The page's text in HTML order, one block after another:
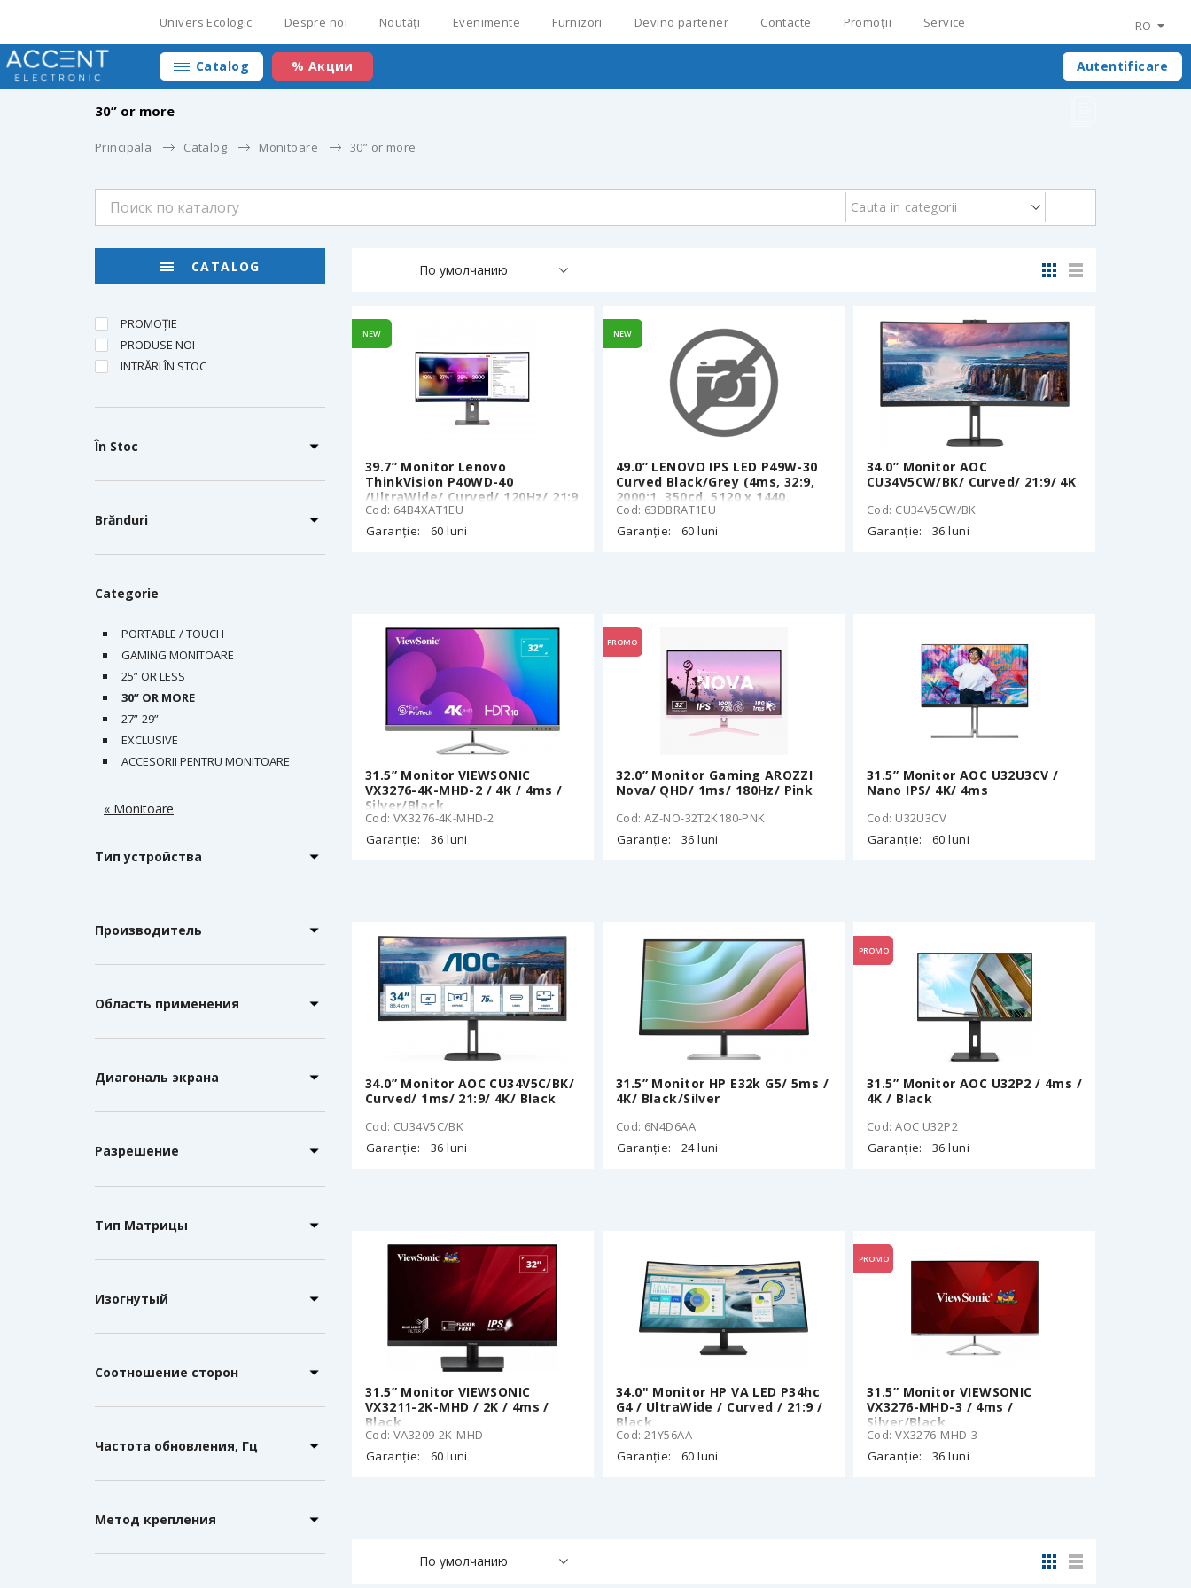
Univers Ecologic Despre noi Noutăți Evenimente Furnizori Devino partener Contacte Promoții Service RO
Catalog % Акции Autentificare
30” or more
Principala Catalog Monitoare 30” or more
Cauta in categorii
CATALOG
PROMOȚIE
PRODUSE NOI
INTRĂRI ÎN STOC
În Stoc
Brănduri
Categorie
PORTABLE / TOUCH
GAMING MONITOARE
25” OR LESS
30” OR MORE
27”-29”
EXCLUSIVE
ACCESORII PENTRU MONITOARE
« Monitoare
Тип устройства
Производитель
Область применения
Диагональ экрана
Разрешение
Тип Матрицы
Изогнутый
Соотношение сторон
Частота обновления, Гц
Метод крепления
По умолчанию
NEW
39.7” Monitor Lenovo
ThinkVision P40WD-40
/UltraWide/ Curved/ 120Hz/ 21:9
Cod: 64B4XAT1EU
Garanție:
60 luni
NEW
49.0” LENOVO IPS LED P49W-30
Curved Black/Grey (4ms, 32:9,
2000:1, 350cd, 5120 x 1440,
178°/178°, 2 x HDMI2.1,
DisplayPort, Thunderbolt 4
in/out (Data, Video, Power),
Cod: 63DBRAT1EU
Garanție:
60 luni
34.0” Monitor AOC
CU34V5CW/BK/ Curved/ 21:9/ 4K
Cod: CU34V5CW/BK
Garanție:
36 luni
31.5” Monitor VIEWSONIC
VX3276-4K-MHD-2 / 4K / 4ms /
Silver/Black
Cod: VX3276-4K-MHD-2
Garanție:
36 luni
PROMO
32.0” Monitor Gaming AROZZI
Nova/ QHD/ 1ms/ 180Hz/ Pink
Cod: AZ-NO-32T2K180-PNK
Garanție:
36 luni
31.5” Monitor AOC U32U3CV /
Nano IPS/ 4K/ 4ms
Cod: U32U3CV
Garanție:
60 luni
34.0” Monitor AOC CU34V5C/BK/
Curved/ 1ms/ 21:9/ 4K/ Black
Cod: CU34V5C/BK
Garanție:
36 luni
31.5” Monitor HP E32k G5/ 5ms /
4K/ Black/Silver
Cod: 6N4D6AA
Garanție:
24 luni
PROMO
31.5” Monitor AOC U32P2 / 4ms /
4K / Black
Cod: AOC U32P2
Garanție:
36 luni
31.5” Monitor VIEWSONIC
VX3211-2K-MHD / 2K / 4ms /
Black
Cod: VA3209-2K-MHD
Garanție:
60 luni
34.0" Monitor HP VA LED P34hc
G4 / UltraWide / Curved / 21:9 /
Black
Cod: 21Y56AA
Garanție:
60 luni
PROMO
31.5” Monitor VIEWSONIC
VX3276-MHD-3 / 4ms /
Silver/Black
Cod: VX3276-MHD-3
Garanție:
36 luni
По умолчанию